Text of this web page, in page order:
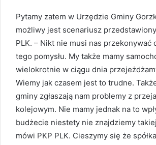
Pytamy zatem w Urzędzie Gminy
możliwy jest scenariusz
PLK. – Nikt nie musi nas przekonywać
tego pomysłu. My także mamy
wielokrotnie w ciągu dnia
Wiemy jak czasem jest to trudne.
gminy zgłaszają nam problemy z
kolejowym. Nie mamy jednak na to
budżecie niestety nie znajdziemy
mówi PKP PLK. Cieszymy się że